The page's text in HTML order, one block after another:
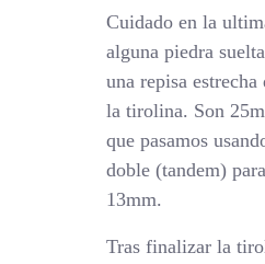
Cuidado en la
alguna piedra
una repisa
la tirolina. Son
que pasamos
doble (tandem)
13mm.
Tras finalizar la